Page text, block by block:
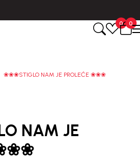
0 0
❀❀❀STIGLO NAM JE PROLEĆE ❀❀❀
NAM JE
❀❀❀